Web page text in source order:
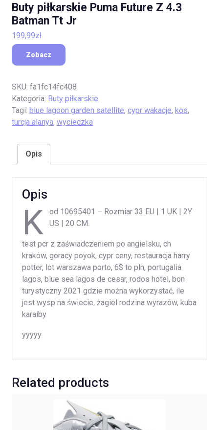
Buty piłkarskie Puma Future Z 4.3
Batman Tt Jr
199,99zł
Zobacz
SKU: fa1fc14fc408
Kategoria: Buty piłkarskie
Tagi: blue lagoon garden satellite, cypr wakacje, kos,
turcja alanya, wycieczka
Opis
Opis
K
od 10695401 – Rozmiar 33 EU | 1 UK | 2Y
US | 20 CM.
test pcr z zaświadczeniem po angielsku, ch
kraków, goracy poyok, cypr ceny, restauracja harry
potter, lot warszawa porto, 6$ to pln, portugalia
lagos, blue sea lagos de cesar, rodos hotel, bon
turystyczny 2021 gdzie można wykorzystać, ile
jest wysp na świecie, żagiel rodzina wyrazów, kuba
karaiby
yyyyy
Related products